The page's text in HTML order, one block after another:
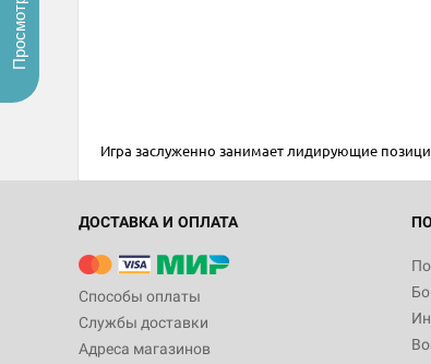
Игра заслуженно занимает лидирующие
ДОСТАВКА И ОПЛАТА
Способы оплаты
Службы доставки
Адреса магазинов